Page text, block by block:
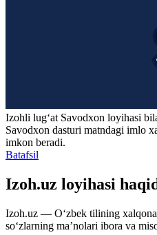
Izohli lugʻat Savodxon loyihasi
Savodxon dasturi matndagi imlo
imkon beradi.
Batafsil
Izoh.uz loyihasi
Izoh.uz — O‘zbek tilining
so‘zlarning ma’nolari ibora va